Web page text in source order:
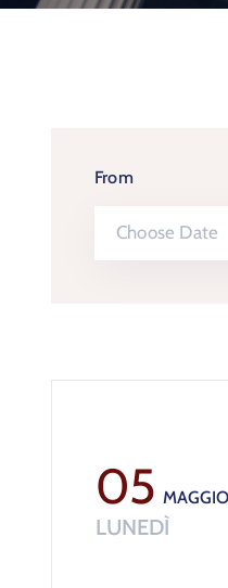
From
05MAGGIO
LUNEDÌ